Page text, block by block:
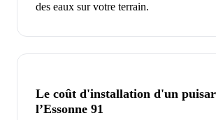
des eaux sur votre terrain.
Le coût d'installation d'un
l’Essonne 91